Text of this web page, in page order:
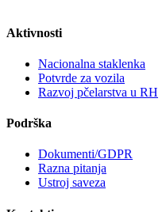
Aktivnosti
Nacionalna staklenka
Potvrde za vozila
Razvoj pčelarstva u RH
Podrška
Dokumenti/GDPR
Razna pitanja
Ustroj saveza